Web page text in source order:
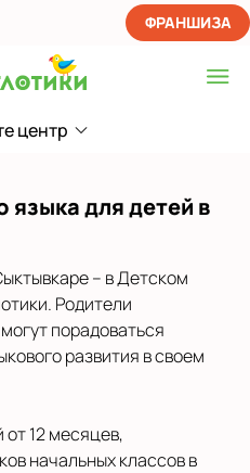
центр
центр
карте
город
ФРАНШИЗА
языка для детей в
– в Детском
Родители
порадоваться
развития в своем
12 месяцев,
начальных классов в